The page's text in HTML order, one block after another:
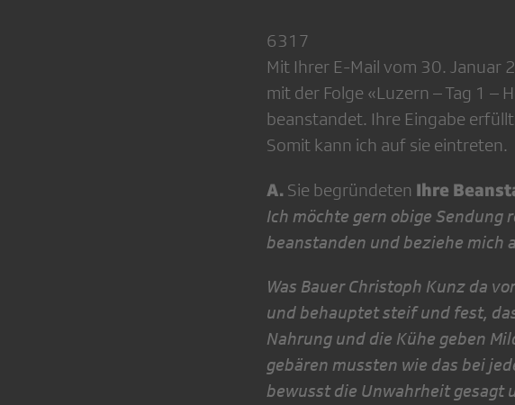
6317
Mit Ihrer E-Mail vom 30. Januar
mit der Folge «Luzern – Tag 1 –
beanstandet. Ihre Eingabe
Somit kann ich auf sie eintreten.
A. Sie begründeten Ihre
Ich möchte gern obige
beanstanden und be­ziehe mich
Was Bauer Christoph Kunz da
und behauptet steif und fest,
Nahrung und die Kühe geben
gebären mussten wie das bei
bewusst die Unwahrheit gesagt